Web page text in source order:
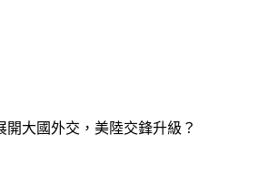
開大國外交，美陸交鋒升級？